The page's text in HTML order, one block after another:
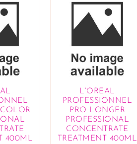
400ML
L’OREAL
PROFESSIONNEL
PRO LONGER
PROFESSIONAL
CONCENTRATE
TREATMENT 400ML